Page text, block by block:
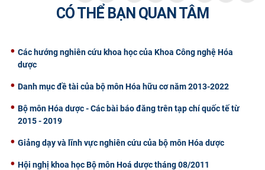
CỰU NGƯỜI HỌC
CÓ THỂ BẠN QUAN TÂM
Các hướng nghiên cứu khoa học của Khoa Công nghệ Hóa
dược
Danh mục đề tài của bộ môn Hóa hữu cơ năm 2013-2022
Bộ môn Hóa dược - Các bài báo đăng trên tạp chí quốc tế từ
2015 - 2019
Giảng dạy và lĩnh vực nghiên cứu của bộ môn Hóa dược
Hội nghị khoa học Bộ môn Hoá dược tháng 08/2011